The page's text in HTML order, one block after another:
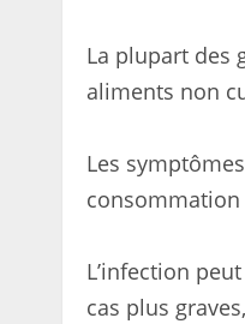
La plupart des
aliments non
Les
L’infection
cas plus